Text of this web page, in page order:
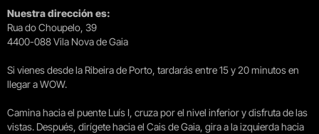
Nuestra dirección es:
Rua do Choupelo, 39
4400-088 Vila Nova de Gaia
Si vienes desde la Ribeira de Porto, tardarás entre 15 y 20 minutos en
llegar a WOW.
Camina hacia el puente Luís I, cruza por el nivel inferior y disfruta de las
vistas. Después, dirígete hacia el Cais de Gaia, gira a la izquierda hacia